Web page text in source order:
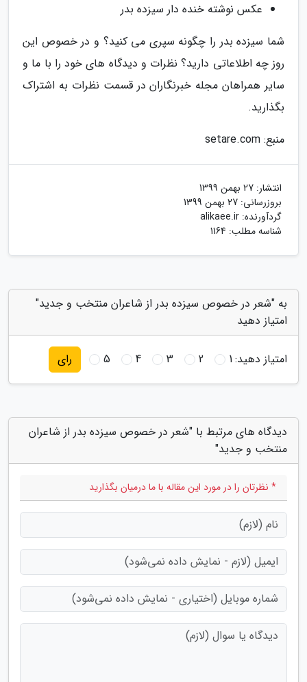
عکس نوشته خنده دار سیزده بدر
شما سیزده بدر را چگونه سپری می کنید؟ و در خصوص این
روز چه اطلاعاتی دارید؟ نظرات و دیدگاه های خود را با ما و
سایر همراهان مجله خبرنگاران در قسمت نظرات به اشتراک
بگذارید.
منبع: setare.com
انتشار: 27 بهمن 1399
بروزرسانی: 27 بهمن 1399
گردآورنده: alikaee.ir
شناسه مطلب: 1164
به "شعر در خصوص سیزده بدر از شاعران منتخب و جدید"
امتیاز دهید
امتیاز دهید:1
2
3
4
5 رای
دیدگاه های مرتبط با "شعر در خصوص سیزده بدر از شاعران
منتخب و جدید"
* نظرتان را در مورد این مقاله با ما درمیان بگذارید